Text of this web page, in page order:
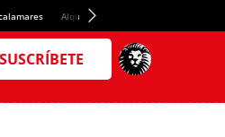
Alquiler de habitaciones en España